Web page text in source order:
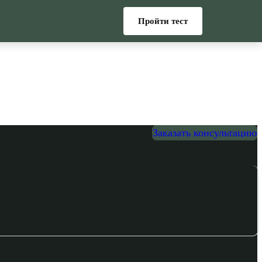
Заказать консультацию
Пройти тест